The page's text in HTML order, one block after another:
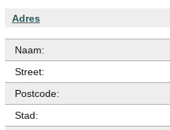
Adres
Naam:
Street:
Postcode:
Stad: